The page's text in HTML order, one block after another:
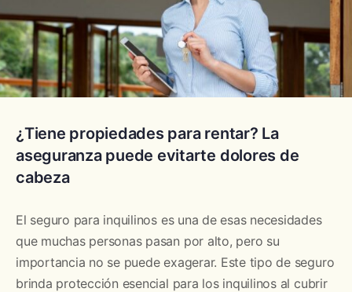
¿Tiene propiedades para rentar? La
aseguranza puede evitarte dolores de
cabeza
El seguro para inquilinos es una de esas necesidades
que muchas personas pasan por alto, pero su
importancia no se puede exagerar. Este tipo de seguro
brinda protección esencial para los inquilinos al cubrir